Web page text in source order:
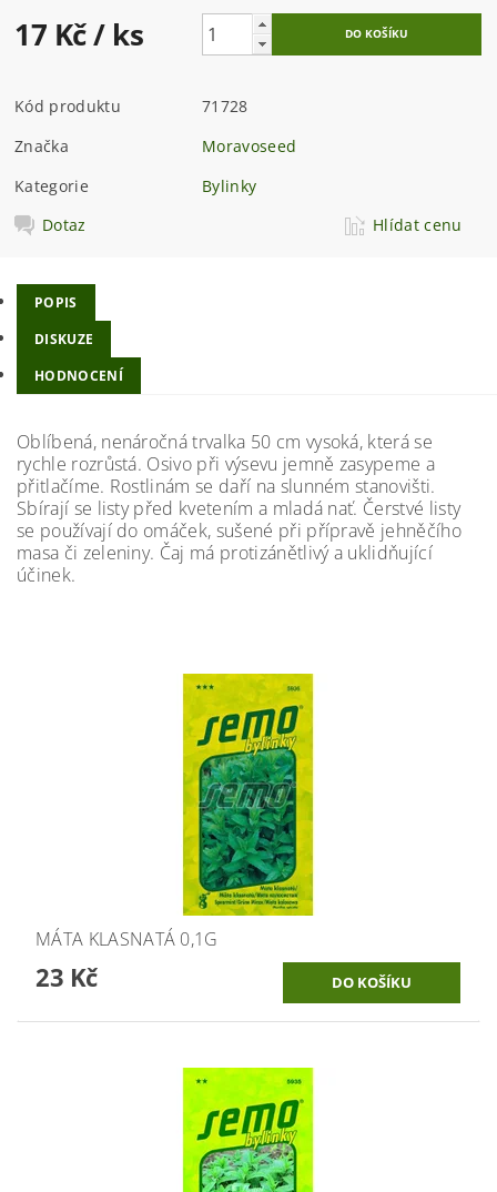
17 Kč/ ks
Kód produktu
71728
Značka
Moravoseed
Kategorie
Bylinky
Dotaz
Hlídat cenu
POPIS
DISKUZE
HODNOCENÍ
Oblíbená, nenáročná trvalka 50 cm vysoká, která se
rychle rozrůstá. Osivo při výsevu jemně zasypeme a
přitlačíme. Rostlinám se daří na slunném stanovišti.
Sbírají se listy před kvetením a mladá nať. Čerstvé listy
se používají do omáček, sušené při přípravě jehněčího
masa či zeleniny. Čaj má protizánětlivý a uklidňující
účinek.
MÁTA KLASNATÁ 0,1G
23 Kč